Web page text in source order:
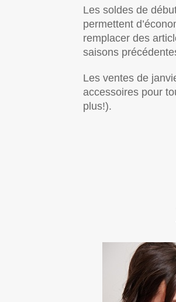
Les soldes de
permettent
remplacer des
saisons
Les ventes de
accessoires pour
plus!).